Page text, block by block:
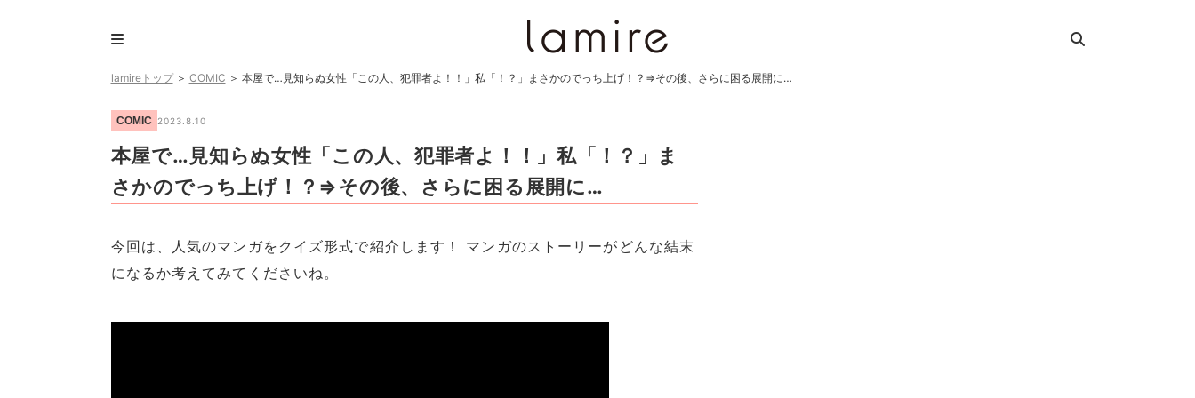
lamireトップ＞ COMIC ＞ 本屋で…見知らぬ女性「この人、犯罪者よ！！」私「！？」まさかのでっち上げ！？⇒その後、さらに困る展開に…
COMIC 2023.8.10
本屋で…見知らぬ女性「この人、犯罪者よ！！」私「！？」ま
さかのでっち上げ！？⇒その後、さらに困る展開に…
今回は、人気のマンガをクイズ形式で紹介します！ マンガのストーリーがどんな結末
になるか考えてみてくださいね。